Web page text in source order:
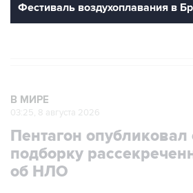
Фестиваль воздухоплавания в
В МИРЕ
03:25, 8 августа 2026
Пентагон
подборку
об НЛО